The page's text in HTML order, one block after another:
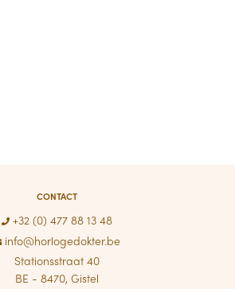
CONTACT
+32 (0) 477 88 13 48
info@horlogedokter.be
Stationsstraat 40
BE - 8470, Gistel